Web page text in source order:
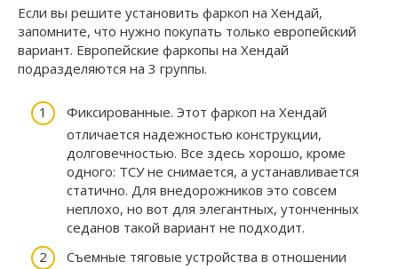
Если вы решите установить фаркоп на Хендай,
запомните, что нужно покупать только европейский
вариант. Европейские фаркопы на Хендай
подразделяются на 3 группы.
Фиксированные. Этот фаркоп на Хендай
отличается надежностью конструкции,
долговечностью. Все здесь хорошо, кроме
одного: ТСУ не снимается, а устанавливается
статично. Для внедорожников это совсем
неплохо, но вот для элегантных, утонченных
седанов такой вариант не подходит.
Съемные тяговые устройства в отношении